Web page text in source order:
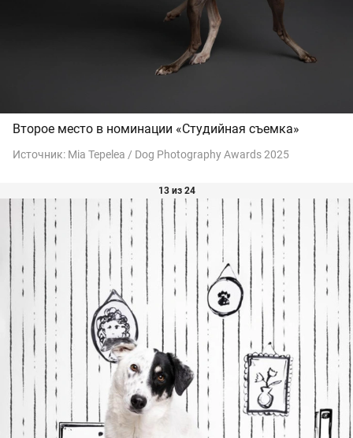
Второе место в номинации «Студийная съемка»
Источник: Mia Tepelea / Dog Photography Awards 2025
13 из 24